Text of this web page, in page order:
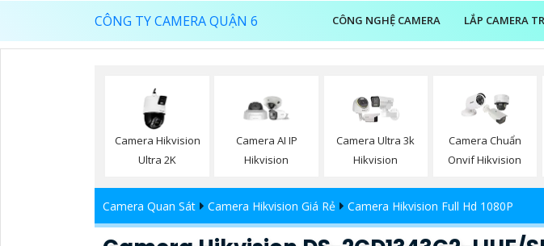
CÔNG TY CAMERA QUẬN 6 CÔNG NGHỆ CAMERA LẮP CAMERA
Camera Hikvision
Ultra 2K
Camera AI IP
Hikvision
Camera Ultra 3k
Hikvision
Camera Chuẩn
Onvif Hikvision
Camera Quan Sát Camera Hikvision Giá Rẻ Camera Hikvision Full Hd 1080P